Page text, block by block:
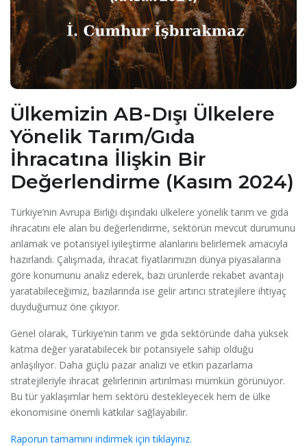
Ülkemizin AB-Dışı Ülkelere
Yönelik Tarım/Gıda
İhracatına İlişkin Bir
Değerlendirme (Kasım 2024)
Türkiye’nin Avrupa Birliği dışındaki ülkelere yönelik tarım ve gıda
ihracatını ele alan bu değerlendirme, sektörün mevcut durumunu
anlamak ve potansiyel iyileştirme alanlarını belirlemek amacıyla
hazırlandı. Çalışmada, ihracat fiyatlarımızın dünya piyasalarına
göre konumunu analiz ederek, bazı ürünlerde rekabet avantajı
yaratabileceğimiz, bazılarında ise gelir artırıcı stratejilere ihtiyaç
duyduğumuz öne çıkıyor.
Genel olarak, Türkiye’nin tarım ve gıda sektöründe daha yüksek
katma değer yaratabilecek bir potansiyele sahip olduğu
anlaşılıyor. Daha güçlü pazar analizi ve etkin pazarlama
stratejileriyle ihracat gelirlerinin artırılması mümkün görünüyor.
Bu tür yaklaşımlar hem sektörü destekleyecek hem de ülke
ekonomisine önemli katkılar sağlayabilir.
Raporun tamamını indirmek için tıklayınız.